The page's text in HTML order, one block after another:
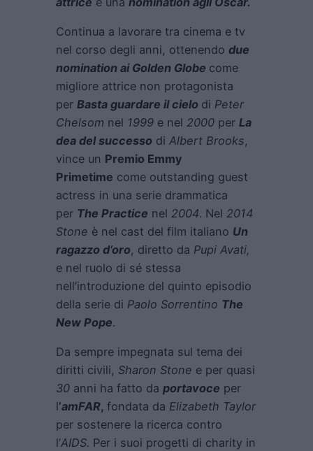
Continua a lavorare tra cinema e tv
nel corso degli anni, ottenendo due
nomination ai Golden Globe come
migliore attrice non protagonista
per Basta guardare il cielo di Peter
Chelsom nel 1999 e nel 2000 per La
dea del successo di Albert Brooks,
vince un Premio Emmy
Primetime come outstanding guest
actress in una serie drammatica
per The Practice nel 2004. Nel 2014
Stone è nel cast del film italiano Un
ragazzo d’oro, diretto da Pupi Avati,
e nel ruolo di sé stessa
nell’introduzione del quinto episodio
della serie di Paolo Sorrentino The
New Pope.
Da sempre impegnata sul tema dei
diritti civili, Sharon Stone e per quasi
30 anni ha fatto da portavoce per
l’amFAR, fondata da Elizabeth Taylor
per sostenere la ricerca contro
l’AIDS. Per i suoi progetti di charity in